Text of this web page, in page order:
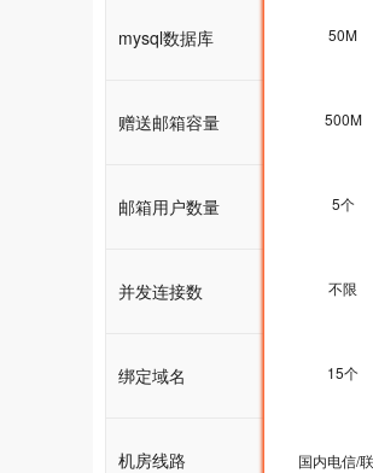
mysql数据库 50M
赠送邮箱容量 5G
邮箱用户数量 5个
并发连接数 不限
绑定域名 15个
机房线路 国内电信/
50M
500M
5个
不限
15个
国内电信/